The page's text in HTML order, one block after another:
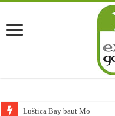
Luštica Bay baut Montene